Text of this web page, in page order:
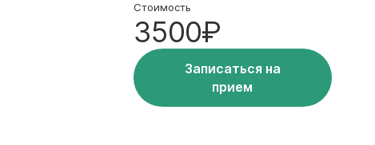
Стоимость
3500₽
Записаться на
прием